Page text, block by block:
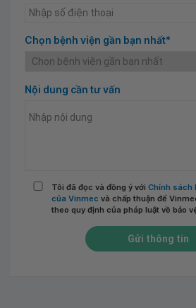
Chọn bệnh viện gần bạn nhất*
Nội dung cần tư vấn
Tôi đã đọc và đồng ý với Chính sách
của Vinmec và chấp thuận để
theo quy định của pháp luật về bảo
Gửi thông tin